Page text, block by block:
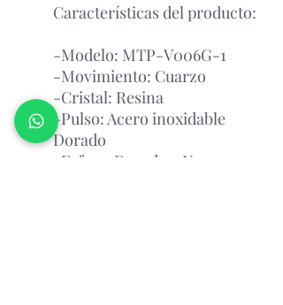
Características del producto:
-Modelo: MTP-V006G-1
-Movimiento: Cuarzo
-Cristal: Resina
-Pulso: Acero inoxidable
Dorado
-Esfera: Dorado y Negro